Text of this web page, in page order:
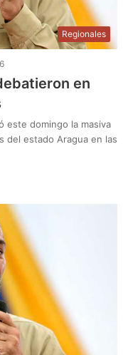
Regionales
en
este domingo la masiva
del estado Aragua en las